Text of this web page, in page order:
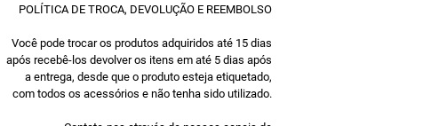
POLÍTICA DE TROCA, DEVOLUÇÃO E REEMBOLSO
Você pode trocar os produtos adquiridos até 15 dias
após recebê-los devolver os itens em até 5 dias após
a entrega, desde que o produto esteja etiquetado,
com todos os acessórios e não tenha sido utilizado.